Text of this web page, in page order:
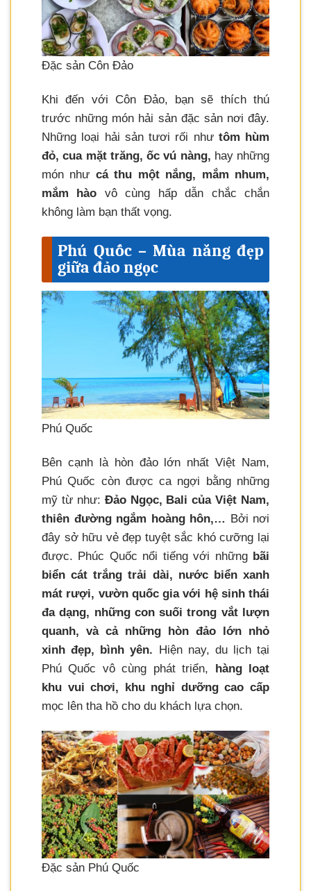
Đặc sản Côn Đảo
Khi đến với Côn Đảo, bạn sẽ thích thú
trước những món hải sản đặc sản nơi đây.
Những loại hải sản tươi rối nhưtôm hùm
đỏ, cua mặt trăng, ốc vú nàng, hay những
món như cá thu một nắng, mắm nhum,
mắm hào vô cùng hấp dẫn chắc chắn
không làm bạn thất vọng.
Phú Quốc – Mùa nắng đẹp
giữa đảo ngọc
Phú Quốc
Bên cạnh là hòn đảo lớn nhất Việt Nam,
Phú Quốc còn được ca ngợi bằng những
mỹ từ như: Đảo Ngọc, Bali của Việt Nam,
thiên đường ngắm hoàng hôn,… Bởi nơi
đây sở hữu vẻ đẹp tuyệt sắc khó cưỡng lại
được. Phúc Quốc nổi tiếng với những bãi
biển cát trắng trải dài, nước biển xanh
mát rượi, vườn quốc gia với hệ sinh thái
đa dạng, những con suối trong vắt lượn
quanh, và cả những hòn đảo lớn nhỏ
xinh đẹp, bình yên. Hiện nay, du lịch tại
Phú Quốc vô cùng phát triển, hàng loạt
khu vui chơi, khu nghỉ dưỡng cao cấp
mọc lên tha hồ cho du khách lựa chọn.
Đặc sản Phú Quốc